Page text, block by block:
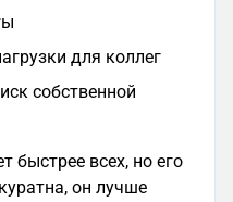
для коллег
собственной
быстрее всех, но его
он лучше